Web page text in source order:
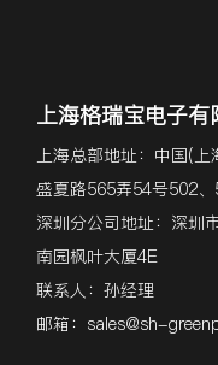
上海格瑞宝电子有
上海总部地址：中国(
盛夏路565弄54号502
深圳分公司地址：深圳
南园枫叶大厦4E
联系人：孙经理
邮箱： sales@sh-